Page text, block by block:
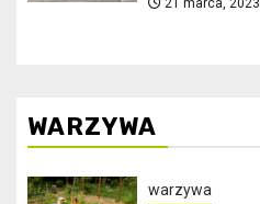
21 marca, 2023
WARZYWA
warzywa